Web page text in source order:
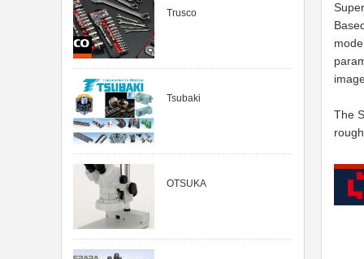
Trusco
Tsubaki
OTSUKA
The